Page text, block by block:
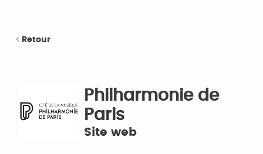
Retour
Philharmonie de
Paris
Site web